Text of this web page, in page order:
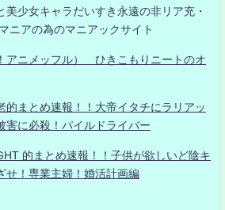
美少女キャラだいすき永遠の非リア充・
ニアの為のマニアックサイト
アニメッフル） ひきこもりニートのオ
的まとめ速報！！大帝イタチにラリアッ
害に必殺！パイルドライバー
的まとめ速報！！子供が欲しいど陰キ
せ！専業主婦！婚活計画編